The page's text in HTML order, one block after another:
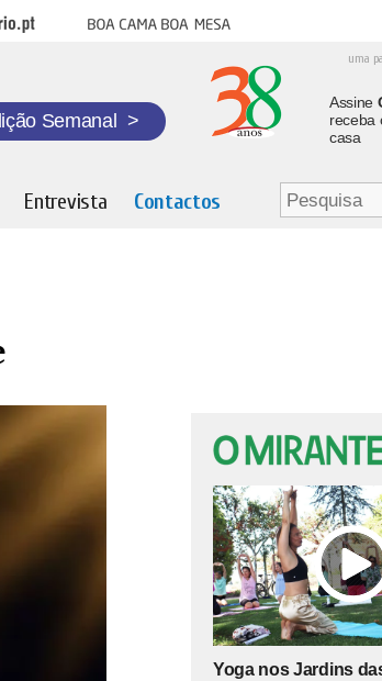
Boa cama boa mesa
uma
Semanal >
Assine
receba
casa
Entrevista Contactos
Yoga nos Jardins